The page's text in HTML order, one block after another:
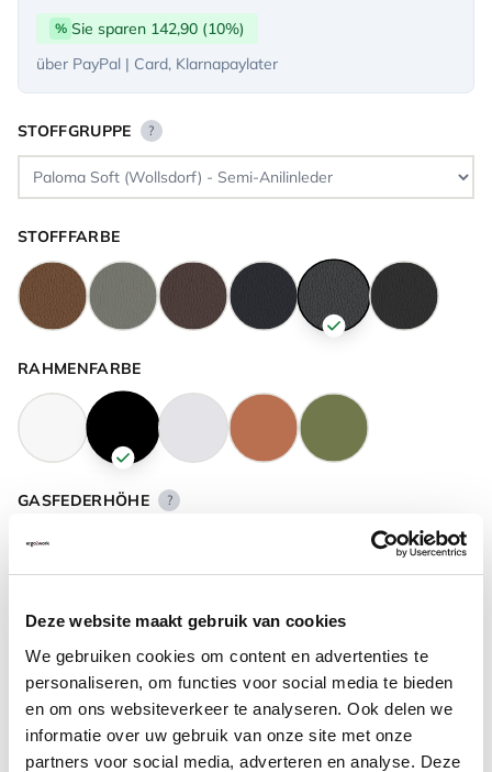
Deze website maakt gebruik van cookies
We gebruiken cookies om content en advertenties te
personaliseren, om functies voor social media te bieden
en om ons websiteverkeer te analyseren. Ook delen we
informatie over uw gebruik van onze site met onze
partners voor social media, adverteren en analyse. Deze
% Sie sparen 142,90 (10%)
über PayPal | Card, Klarnapaylater
STOFFGRUPPE ?
STOFFFARBE
RAHMENFARBE
GASFEDERHÖHE ?
FUSSRING ?